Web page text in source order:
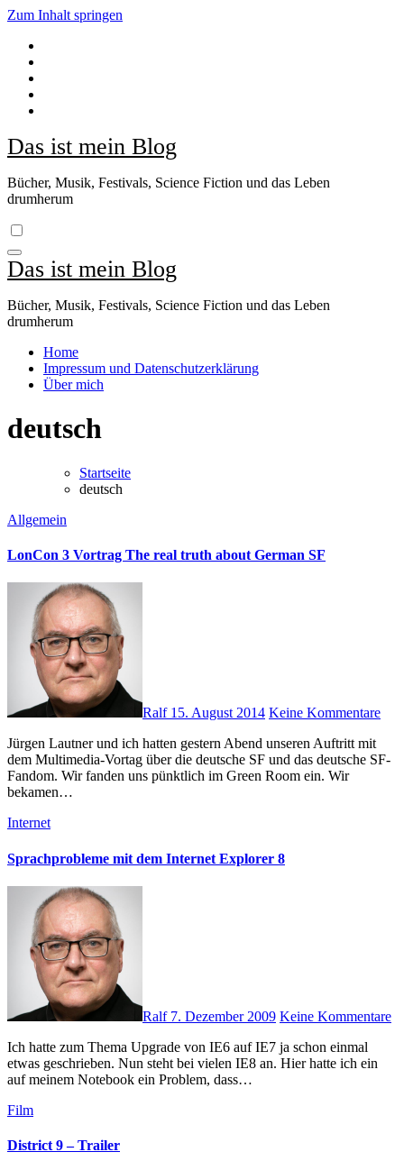
Zum Inhalt springen
Das ist mein Blog
Bücher, Musik, Festivals, Science Fiction und das Leben
drumherum
Das ist mein Blog
Bücher, Musik, Festivals, Science Fiction und das Leben
drumherum
Home
Impressum und Datenschutzerklärung
Über mich
deutsch
Startseite
deutsch
Allgemein
LonCon 3 Vortrag The real truth about German SF
Ralf 15. August 2014 Keine Kommentare
Jürgen Lautner und ich hatten gestern Abend unseren Auftritt mit
dem Multimedia-Vortag über die deutsche SF und das deutsche SF-
Fandom. Wir fanden uns pünktlich im Green Room ein. Wir
bekamen…
Internet
Sprachprobleme mit dem Internet Explorer 8
Ralf 7. Dezember 2009 Keine Kommentare
Ich hatte zum Thema Upgrade von IE6 auf IE7 ja schon einmal
etwas geschrieben. Nun steht bei vielen IE8 an. Hier hatte ich ein
auf meinem Notebook ein Problem, dass…
Film
District 9 – Trailer